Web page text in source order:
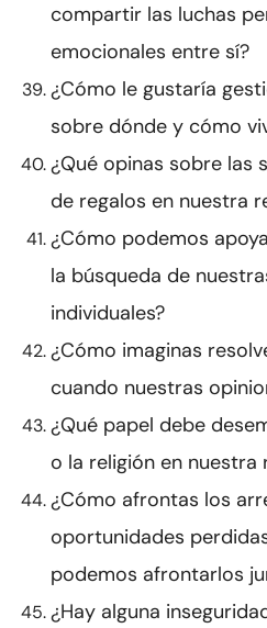
compartir las luchas
emocionales entre sí?
¿Cómo le gustaría
sobre dónde y cómo
¿Qué opinas sobre las
de regalos en nuestra
¿Cómo podemos
la búsqueda de
individuales?
¿Cómo imaginas
cuando nuestras
¿Qué papel debe
o la religión en nuestra
¿Cómo afrontas los
oportunidades
podemos afrontarlos
¿Hay alguna